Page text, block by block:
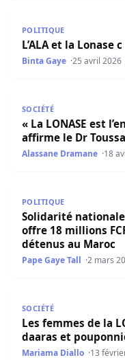
POLITIQUE
L’ALA et la
Binta Gaye 25 avril 2026
SOCIÉTÉ
« La LONASE est
affirme le Dr
Alassane Dramane 18
POLITIQUE
Solidarité nationale
offre 18 millions
détenus au Maroc
Pape Gaye Tall 2 mars
SOCIÉTÉ
Les femmes de la
daaras et
Mariama Diallo 13